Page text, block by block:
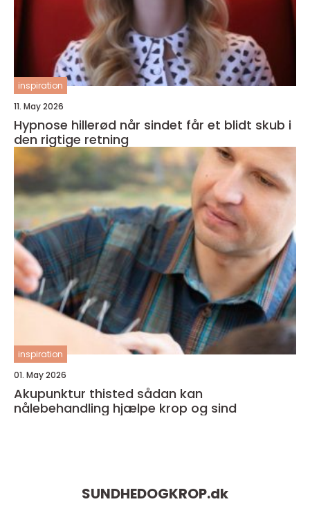
inspiration
11. May 2026
Hypnose hillerød når sindet får et blidt skub i
den rigtige retning
inspiration
01. May 2026
Akupunktur thisted sådan kan
nålebehandling hjælpe krop og sind
SUNDHEDOGKROP.dk